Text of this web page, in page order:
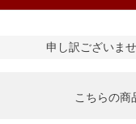
申し訳ございま
こちらの商